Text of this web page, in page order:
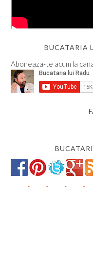
BUCATARIA
Aboneaza-te acum la